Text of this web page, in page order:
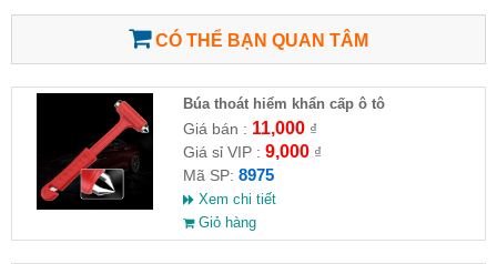
CÓ THỂ BẠN QUAN TÂM
Búa thoát hiểm khẩn cấp ô tô
Giá bán : 11,000₫
Giá sỉ VIP : 9,000₫
Mã SP: 8975
Xem chi tiết
Giỏ hàng